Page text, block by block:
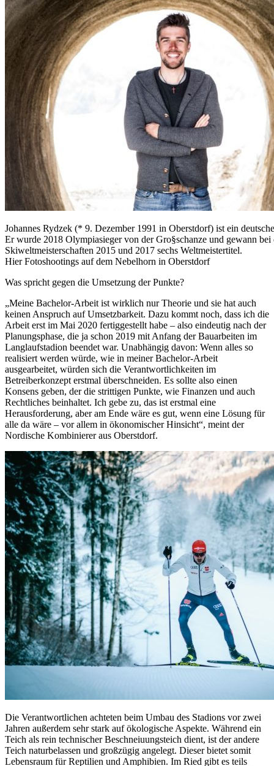
Johannes Rydzek (* 9. Dezember 1991 in Oberstdorf) ist ein
Er wurde 2018 Olympiasieger von der Gro§schanze und gewann bei
Skiweltmeisterschaften 2015 und 2017 sechs Weltmeistertitel.
Hier Fotoshootings auf dem Nebelhorn in Oberstdorf
Was spricht gegen die Umsetzung der Punkte?
„Meine Bachelor-Arbeit ist wirklich nur Theorie und sie hat auch
keinen Anspruch auf Umsetzbarkeit. Dazu kommt noch, dass ich die
Arbeit erst im Mai 2020 fertiggestellt habe – also eindeutig nach der
Planungsphase, die ja schon 2019 mit Anfang der Bauarbeiten im
Langlaufstadion beendet war. Unabhängig davon: Wenn alles so
realisiert werden würde, wie in meiner Bachelor-Arbeit
ausgearbeitet, würden sich die Verantwortlichkeiten im
Betreiberkonzept erstmal überschneiden. Es sollte also einen
Konsens geben, der die strittigen Punkte, wie Finanzen und auch
Rechtliches beinhaltet. Ich gebe zu, das ist erstmal eine
Herausforderung, aber am Ende wäre es gut, wenn eine Lösung für
alle da wäre – vor allem in ökonomischer Hinsicht“, meint der
Nordische Kombinierer aus Oberstdorf.
Die Verantwortlichen achteten beim Umbau des Stadions vor zwei
Jahren außerdem sehr stark auf ökologische Aspekte. Während ein
Teich als rein technischer Beschneiuungsteich dient, ist der andere
Teich naturbelassen und großzügig angelegt. Dieser bietet somit
Lebensraum für Reptilien und Amphibien. Im Ried gibt es teils